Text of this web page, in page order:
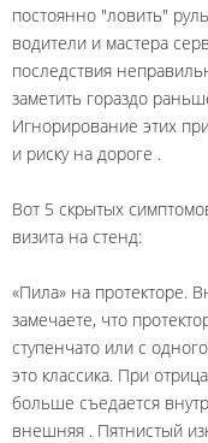
постоянно "ловить"
водители и мастера
последствия
заметить гораздо
Игнорирование этих
и риску на дороге .
Вот 5 скрытых
визита на стенд:
«Пила» на протекторе.
замечаете, что
ступенчато или с
это классика. При
больше съедается
внешняя . Пятнистый